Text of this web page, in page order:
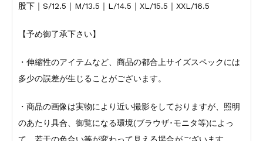
股下｜S/12.5｜M/13.5｜L/14.5｜XL/15.5｜XXL/16.5
【予め御了承下さい】
・伸縮性のアイテムなど、商品の都合上サイズスペックには
多少の誤差が生じることがございます。
・商品の画像は実物により近い撮影をしておりますが、照明
のあたり具合、御覧になる環境(ブラウザ･モニタ等)によっ